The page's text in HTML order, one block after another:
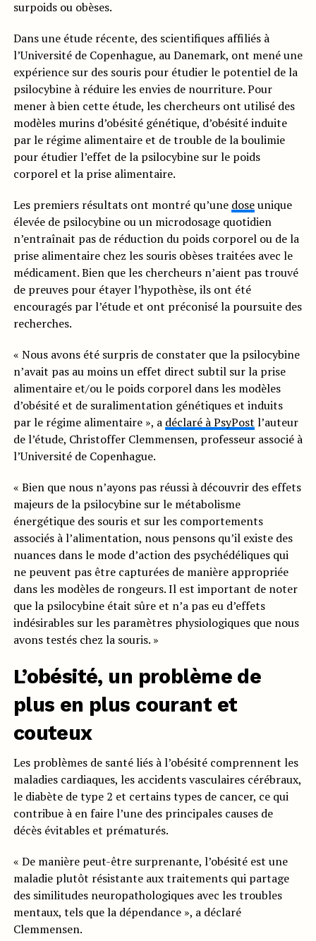
surpoids ou obèses.
Dans une étude récente, des scientifiques affiliés à
l’Université de Copenhague, au Danemark, ont mené une
expérience sur des souris pour étudier le potentiel de la
psilocybine à réduire les envies de nourriture. Pour
mener à bien cette étude, les chercheurs ont utilisé des
modèles murins d’obésité génétique, d’obésité induite
par le régime alimentaire et de trouble de la boulimie
pour étudier l’effet de la psilocybine sur le poids
corporel et la prise alimentaire.
Les premiers résultats ont montré qu’une doseunique
élevée de psilocybine ou un microdosage quotidien
n’entraînait pas de réduction du poids corporel ou de la
prise alimentaire chez les souris obèses traitées avec le
médicament. Bien que les chercheurs n’aient pas trouvé
de preuves pour étayer l’hypothèse, ils ont été
encouragés par l’étude et ont préconisé la poursuite des
recherches.
« Nous avons été surpris de constater que la psilocybine
n’avait pas au moins un effet direct subtil sur la prise
alimentaire et/ou le poids corporel dans les modèles
d’obésité et de suralimentation génétiques et induits
par le régime alimentaire », a déclaré à PsyPost l’auteur
de l’étude, Christoffer Clemmensen, professeur associé à
l’Université de Copenhague.
« Bien que nous n’ayons pas réussi à découvrir des effets
majeurs de la psilocybine sur le métabolisme
énergétique des souris et sur les comportements
associés à l’alimentation, nous pensons qu’il existe des
nuances dans le mode d’action des psychédéliques qui
ne peuvent pas être capturées de manière appropriée
dans les modèles de rongeurs. Il est important de noter
que la psilocybine était sûre et n’a pas eu d’effets
indésirables sur les paramètres physiologiques que nous
avons testés chez la souris. »
L’obésité, un problème de
plus en plus courant et
couteux
Les problèmes de santé liés à l’obésité comprennent les
maladies cardiaques, les accidents vasculaires cérébraux,
le diabète de type 2 et certains types de cancer, ce qui
contribue à en faire l’une des principales causes de
décès évitables et prématurés.
« De manière peut-être surprenante, l’obésité est une
maladie plutôt résistante aux traitements qui partage
des similitudes neuropathologiques avec les troubles
mentaux, tels que la dépendance », a déclaré
Clemmensen.